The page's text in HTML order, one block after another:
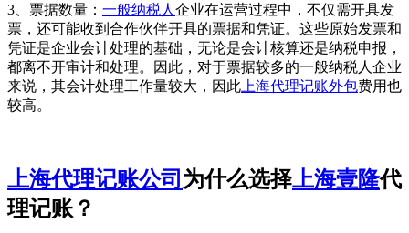
3、票据数量： 一般纳税人 企业在运营过程中，不仅需开具发
票，还可能收到合作伙伴开具的票据和凭证。这些原始发票和
凭证是企业会计处理的基础，无论是会计核算还是纳税申报，
都离不开审计和处理。因此，对于票据较多的一般纳税人企业
来说，其会计处理工作量较大，因此 上海代理记账外包费用也
较高。
上海代理记账公司 为什么选择上海壹隆代
理记账？